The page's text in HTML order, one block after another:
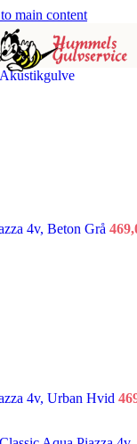
main content
Akustikgulve
4v, Beton Grå
4v, Urban Hvid